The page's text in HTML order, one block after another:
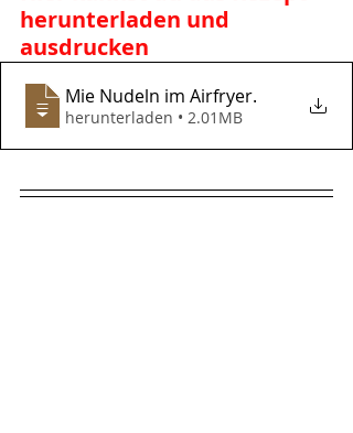
herunterladen und
ausdrucken
Mie Nudeln im Airfryer.
herunterladen • 2.01MB